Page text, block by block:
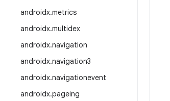
androidx.metrics
androidx.multidex
androidx.navigation
androidx.navigation3
androidx.navigationevent
androidx.pageing